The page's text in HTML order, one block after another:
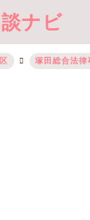
ナビ
塚田総合法律